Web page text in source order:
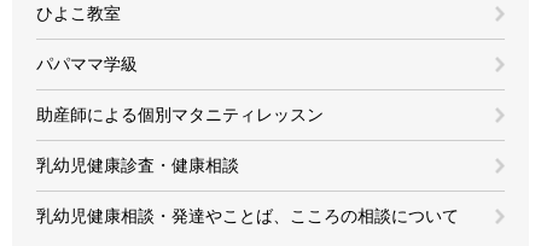
ひよこ教室
パパママ学級
助産師による個別マタニティレッスン
乳幼児健康診査・健康相談
乳幼児健康相談・発達やことば、こころの相談について